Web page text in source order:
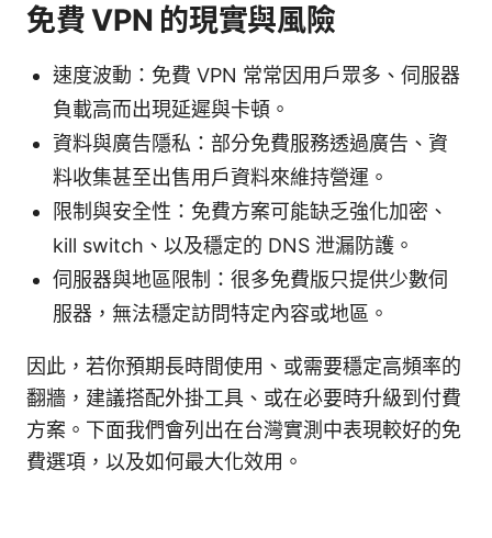
免費 VPN 的現實與風險
速度波動：免費 VPN 常常因用戶眾多、伺服器
負載高而出現延遲與卡頓。
資料與廣告隱私：部分免費服務透過廣告、資
料收集甚至出售用戶資料來維持營運。
限制與安全性：免費方案可能缺乏強化加密、
kill switch、以及穩定的 DNS 泄漏防護。
伺服器與地區限制：很多免費版只提供少數伺
服器，無法穩定訪問特定內容或地區。
因此，若你預期長時間使用、或需要穩定高頻率的
翻牆，建議搭配外掛工具、或在必要時升級到付費
方案。下面我們會列出在台灣實測中表現較好的免
費選項，以及如何最大化效用。